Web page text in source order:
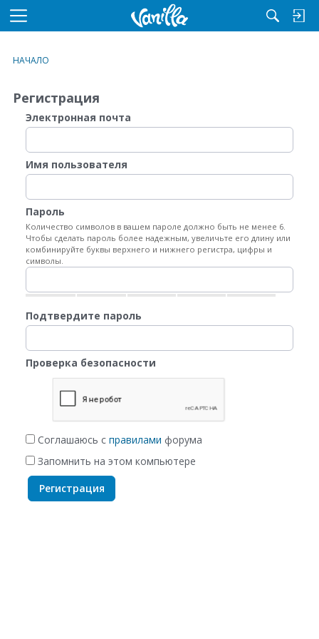
M
u
НАЧАЛО
Регистрация
Электронная почта
Имя пользователя
Пароль
Количество символов в вашем пароле должно быть не менее 6.
Чтобы сделать пароль более надежным, увеличьте его длину или
комбинируйте буквы верхнего и нижнего регистра, цифры и
символы.
Подтвердите пароль
Проверка безопасности
Соглашаюсь с правилами форума
Запомнить на этом компьютере